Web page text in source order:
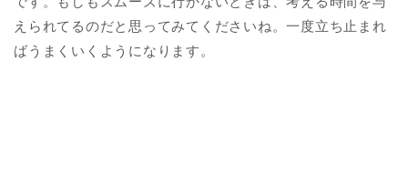
えられてるのだと思ってみてくださいね。一度立ち止まれ
ばうまくいくようになります。